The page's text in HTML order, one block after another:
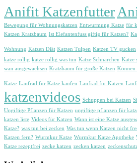
Anifit Katzenfutter
Bewegung für Wohnungskatzen Entwurmung Katze für
Katzen Kratzbaum Ist Elefantenfuss giftig für Katzen?
Wohnung Katzen Diät Katzen Tulpen Katzen TV gucken
katze rollig katze rollig was tun Katze Schnarchen Katze
wan ausgewachsen Kratzbaum für große Katzen Können
Katze Laufrad für Katze kaufen Laufrad für Katzen
katzenvideos Schuppen bei Katzen
Ungiftige Pflanzen für Katzen ungiftige pflanzen für
katzen liste Videos für Katzen Wann ist eine Katze
Katze? was tun bei zecken Was tun wenn Katzen nicht
Katzen fern? Wurmkur Katze Wurmkur Katze Apotheke
Katze rezeptfrei zecke katzen zecken katzen